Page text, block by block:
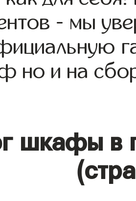
- мы
но и на
шкафы